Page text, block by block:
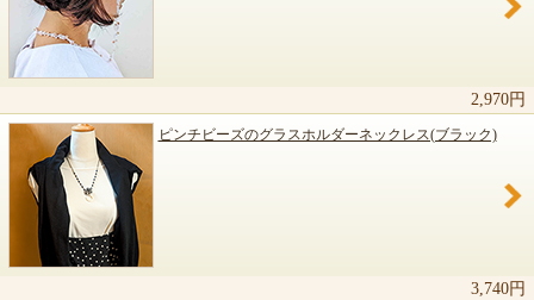
2,970円
ピンチビーズのグラスホルダーネックレス(ブラック)
3,740円